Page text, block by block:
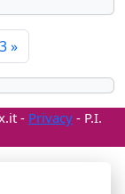
»
- Privacy - P.I.